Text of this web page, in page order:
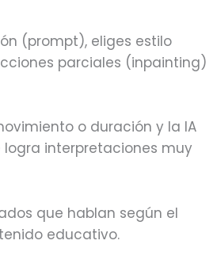
(prompt), eliges estilo
parciales (inpainting)
o duración y la IA
interpretaciones muy
que hablan según el
educativo.